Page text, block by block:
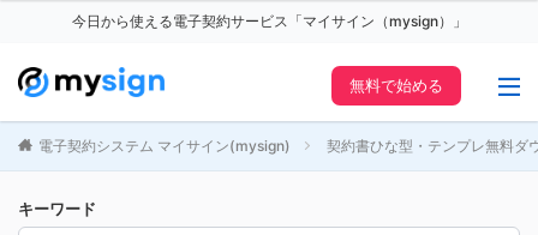
今日から使える電子契約サービス「マイサイン（mysign）」
無料で始める
電子契約システム マイサイン(mysign) 契約書ひな型・テンプレ無料ダ
キーワード